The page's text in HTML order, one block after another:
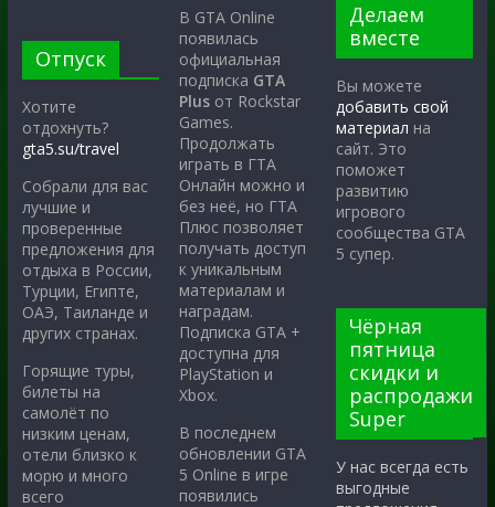
Отпуск
Хотите
отдохнуть?
gta5.su/travel
Собрали для вас
лучшие и
проверенные
предложения для
отдыха в России,
Турции, Египте,
ОАЭ, Таиланде и
других странах.
Горящие туры,
билеты на
самолёт по
низким ценам,
отели близко к
морю и много
всего
В GTA Online
появилась
официальная
подписка GTA
Plus от Rockstar
Games.
Продолжать
играть в ГТА
Онлайн можно и
без неё, но ГТА
Плюс позволяет
получать доступ
к уникальным
материалам и
наградам.
Подписка GTA +
доступна для
PlayStation и
Xbox.
В последнем
обновлении GTA
5 Online в игре
появились
Делаем
вместе
Вы можете
добавить свой
материал на
сайт. Это
поможет
развитию
игрового
сообщества GTA
5 супер.
Чёрная
пятница
скидки и
распродажи
Super
У нас всегда есть
выгодные